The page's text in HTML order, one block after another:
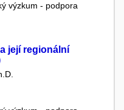
výzkum - podpora
její regionální